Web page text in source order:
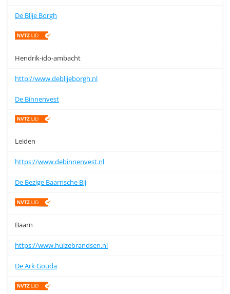
De Blije Borgh
Hendrik-ido-ambacht
http://www.deblijeborgh.nl
De Binnenvest
Leiden
https://www.debinnenvest.nl
De Bezige Baarnsche Bij
Baarn
https://www.huizebrandsen.nl
De Ark Gouda